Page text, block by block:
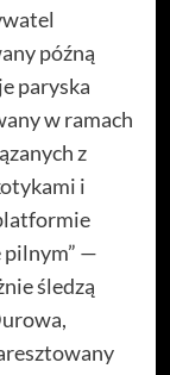
późną
paryska
w ramach
z
i
pilnym” —
śledzą